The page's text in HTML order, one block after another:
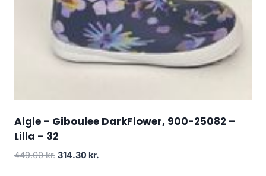
Aigle – Giboulee DarkFlower, 900-25082 –
Lilla – 32
449.00kr. Den
314.30 kr.